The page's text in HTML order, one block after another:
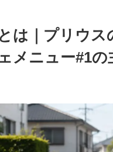
は｜プリウ
メニュー#1の